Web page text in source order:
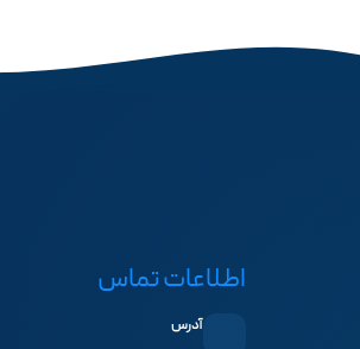
اطلاعات تماس
آدرس